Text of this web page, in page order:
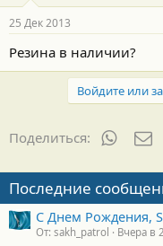
25 Дек 2013
Резина в наличии?
Войдите или
Поделиться:
Последние
С Днем Рождения,
От: sakh_patrol Вчера в